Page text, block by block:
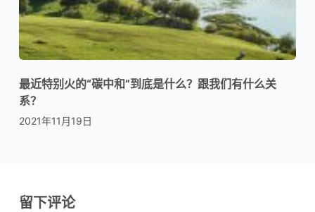
最近特别火的“碳中和”到底是什么？跟我们有什么关
系？
2021年11月19日
留下评论